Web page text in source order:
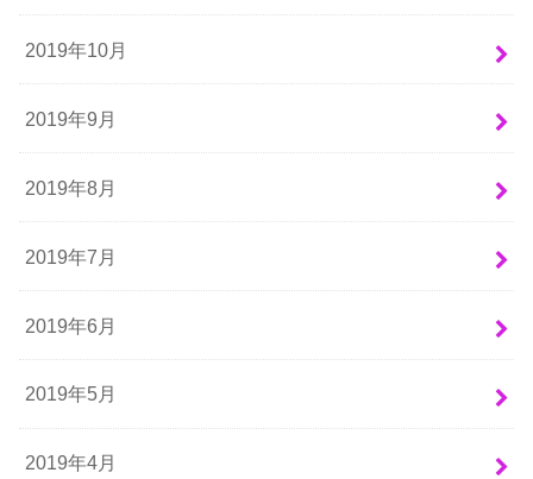
2019年10月
2019年9月
2019年8月
2019年7月
2019年6月
2019年5月
2019年4月